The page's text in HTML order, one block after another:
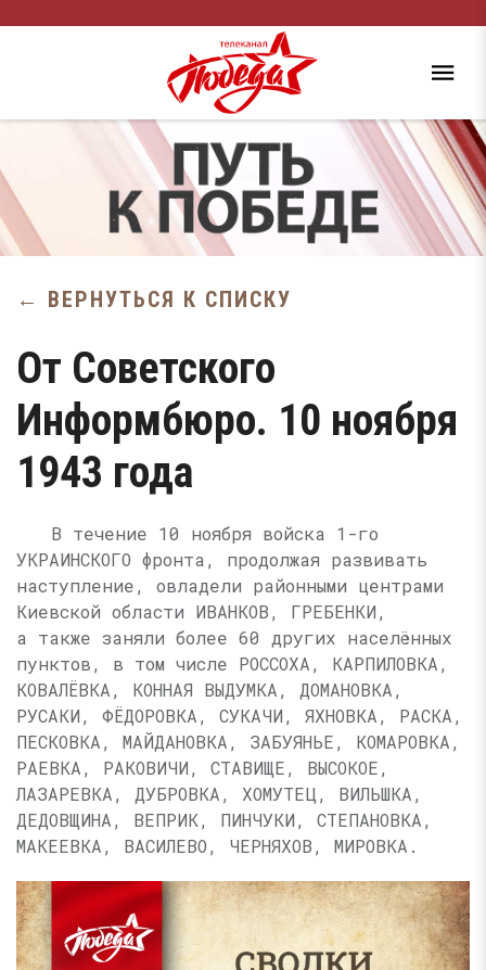
← ВЕРНУТЬСЯ К СПИСКУ
От Советского
Информбюро. 10 ноября
1943 года
В течение 10 ноября войска 1-го
УКРАИНСКОГО фронта, продолжая развивать
наступление, овладели районными центрами
Киевской области ИВАНКОВ, ГРЕБЕНКИ,
а также заняли более 60 других населённых
пунктов, в том числе РОССОХА, КАРПИЛОВКА,
КОВАЛЁВКА, КОННАЯ ВЫДУМКА, ДОМАНОВКА,
РУСАКИ, ФЁДОРОВКА, СУКАЧИ, ЯХНОВКА, РАСКА,
ПЕСКОВКА, МАЙДАНОВКА, ЗАБУЯНЬЕ, КОМАРОВКА,
РАЕВКА, РАКОВИЧИ, СТАВИЩЕ, ВЫСОКОЕ,
ЛАЗАРЕВКА, ДУБРОВКА, ХОМУТЕЦ, ВИЛЬШКА,
ДЕДОВЩИНА, ВЕПРИК, ПИНЧУКИ, СТЕПАНОВКА,
МАКЕЕВКА, ВАСИЛЕВО, ЧЕРНЯХОВ, МИРОВКА.